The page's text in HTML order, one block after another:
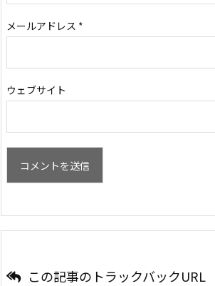
メールアドレス *
ウェブサイト
この記事のトラックバックURL